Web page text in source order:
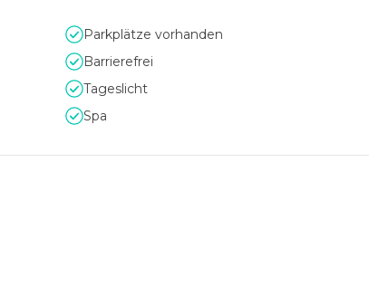
Parkplätze vorhanden
Barrierefrei
Tageslicht
Spa